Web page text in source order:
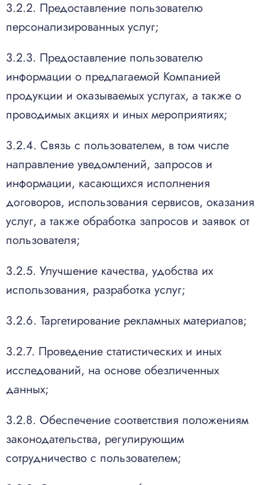
3.2.2. Предоставление пользователю
персонализированных услуг;
3.2.3. Предоставление пользователю
информации о предлагаемой Компанией
продукции и оказываемых услугах, а также о
проводимых акциях и иных мероприятиях;
3.2.4. Связь с пользователем, в том числе
направление уведомлений, запросов и
информации, касающихся исполнения
договоров, использования сервисов, оказания
услуг, а также обработка запросов и заявок от
пользователя;
3.2.5. Улучшение качества, удобства их
использования, разработка услуг;
3.2.6. Таргетирование рекламных материалов;
3.2.7. Проведение статистических и иных
исследований, на основе обезличенных
данных;
3.2.8. Обеспечение соответствия положениям
законодательства, регулирующим
сотрудничество с пользователем;